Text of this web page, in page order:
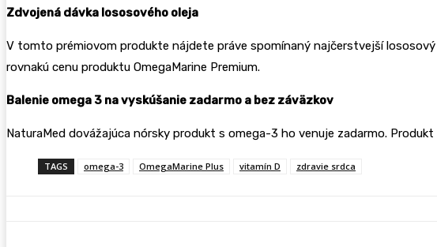
Zdvojená dávka lososového oleja
V tomto prémiovom produkte nájdete práve spomínaný najčerstvejší
rovnakú cenu produktu OmegaMarine Premium.
Balenie omega 3 na vyskúšanie zadarmo a bez záväzkov
NaturaMed dovážajúca nórsky produkt s omega-3 ho venuje zadarmo.
TAGS omega-3 OmegaMarine Plus vitamín D zdravie srdca